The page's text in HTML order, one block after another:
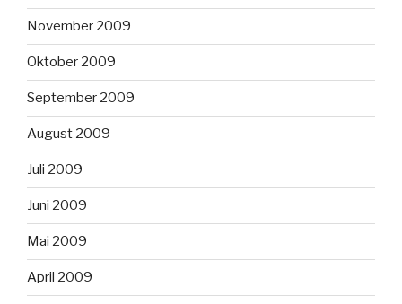
November 2009
Oktober 2009
September 2009
August 2009
Juli 2009
Juni 2009
Mai 2009
April 2009